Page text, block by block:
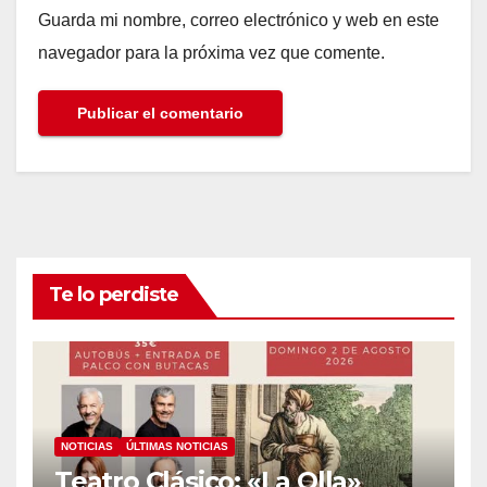
Guarda mi nombre, correo electrónico y web en este
navegador para la próxima vez que comente.
Te lo perdiste
NOTICIAS ÚLTIMAS NOTICIAS